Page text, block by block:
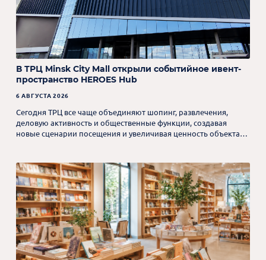
В ТРЦ Minsk City Mall открыли событийное ивент-
пространство HEROES Hub
6 АВГУСТА 2026
Сегодня ТРЦ все чаще объединяют шопинг, развлечения,
деловую активность и общественные функции, создавая
новые сценарии посещения и увеличивая ценность объекта